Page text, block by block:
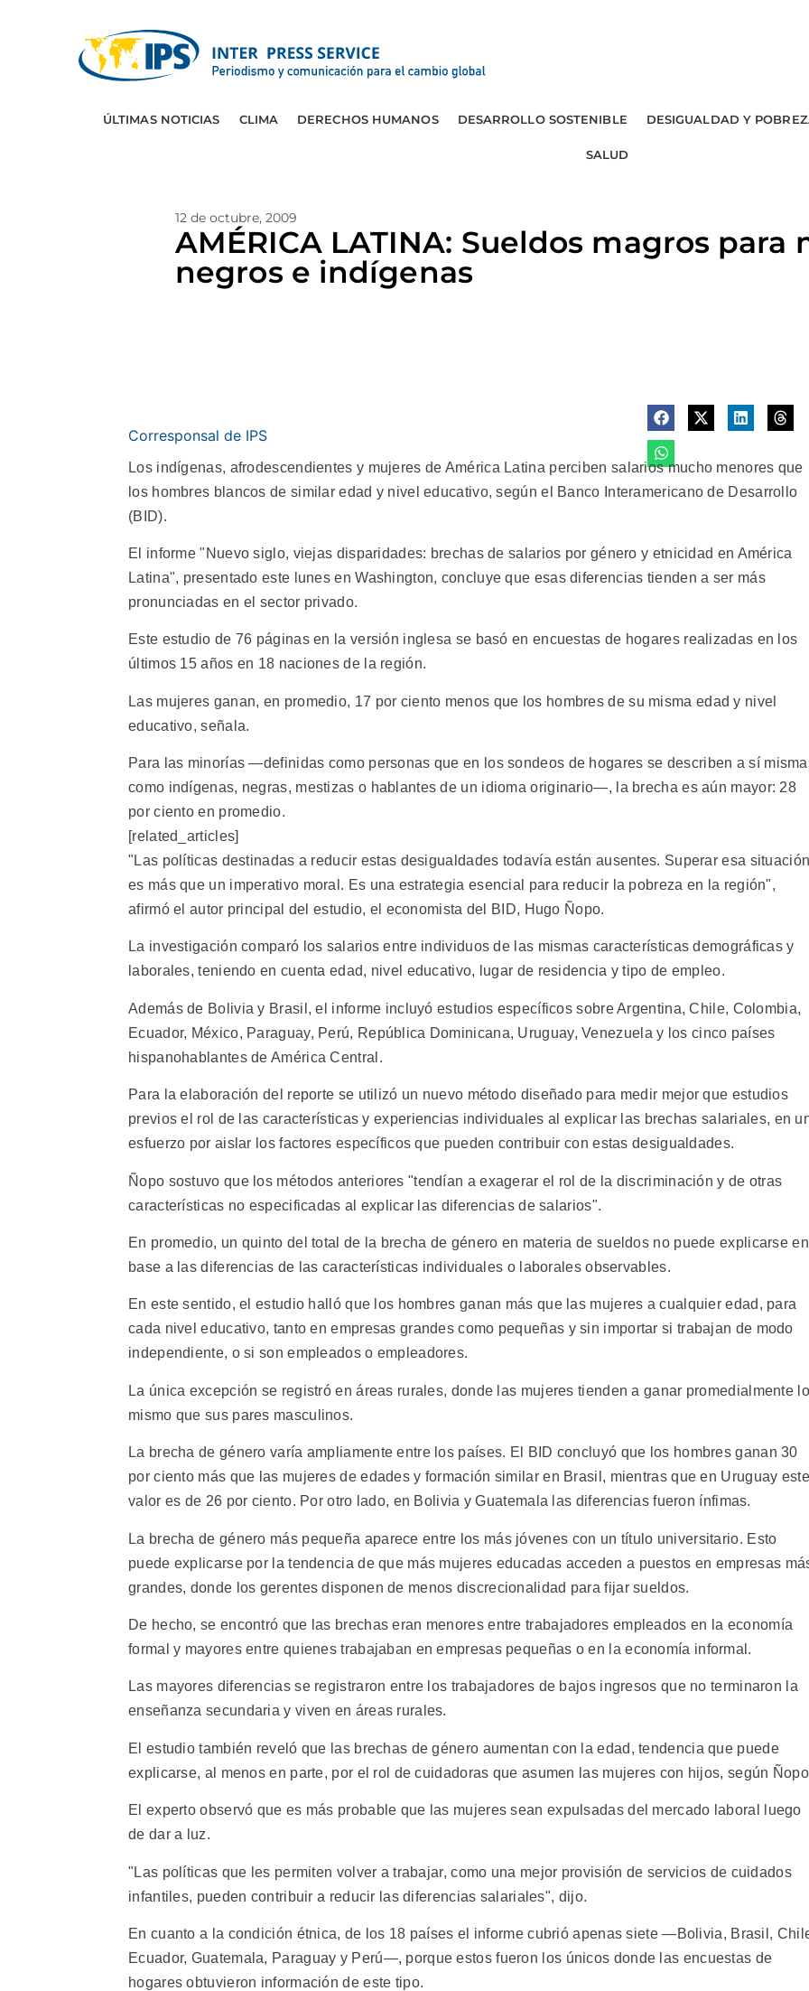
ÚLTIMAS NOTICIAS CLIMA DERECHOS HUMANOS DESARROLLO SOSTENIBLE DESIGUALDAD Y
SALUD
12 de octubre, 2009
AMÉRICA LATINA: Sueldos magros para
negros e indígenas
Corresponsal de IPS
Los indígenas, afrodescendientes y mujeres de América Latina perciben salarios mucho menores que
los hombres blancos de similar edad y nivel educativo, según el Banco Interamericano de Desarrollo
(BID).
El informe "Nuevo siglo, viejas disparidades: brechas de salarios por género y etnicidad en América
Latina", presentado este lunes en Washington, concluye que esas diferencias tienden a ser más
pronunciadas en el sector privado.
Este estudio de 76 páginas en la versión inglesa se basó en encuestas de hogares realizadas en los
últimos 15 años en 18 naciones de la región.
Las mujeres ganan, en promedio, 17 por ciento menos que los hombres de su misma edad y nivel
educativo, señala.
Para las minorías —definidas como personas que en los sondeos de hogares se describen a sí
como indígenas, negras, mestizas o hablantes de un idioma originario—, la brecha es aún mayor: 28
por ciento en promedio.
[related_articles]
"Las políticas destinadas a reducir estas desigualdades todavía están ausentes. Superar esa
es más que un imperativo moral. Es una estrategia esencial para reducir la pobreza en la región",
afirmó el autor principal del estudio, el economista del BID, Hugo Ñopo.
La investigación comparó los salarios entre individuos de las mismas características demográficas y
laborales, teniendo en cuenta edad, nivel educativo, lugar de residencia y tipo de empleo.
Además de Bolivia y Brasil, el informe incluyó estudios específicos sobre Argentina, Chile, Colombia,
Ecuador, México, Paraguay, Perú, República Dominicana, Uruguay, Venezuela y los cinco países
hispanohablantes de América Central.
Para la elaboración del reporte se utilizó un nuevo método diseñado para medir mejor que estudios
previos el rol de las características y experiencias individuales al explicar las brechas salariales, en
esfuerzo por aislar los factores específicos que pueden contribuir con estas desigualdades.
Ñopo sostuvo que los métodos anteriores "tendían a exagerar el rol de la discriminación y de otras
características no especificadas al explicar las diferencias de salarios".
En promedio, un quinto del total de la brecha de género en materia de sueldos no puede explicarse en
base a las diferencias de las características individuales o laborales observables.
En este sentido, el estudio halló que los hombres ganan más que las mujeres a cualquier edad, para
cada nivel educativo, tanto en empresas grandes como pequeñas y sin importar si trabajan de modo
independiente, o si son empleados o empleadores.
La única excepción se registró en áreas rurales, donde las mujeres tienden a ganar promedialmente lo
mismo que sus pares masculinos.
La brecha de género varía ampliamente entre los países. El BID concluyó que los hombres ganan 30
por ciento más que las mujeres de edades y formación similar en Brasil, mientras que en Uruguay este
valor es de 26 por ciento. Por otro lado, en Bolivia y Guatemala las diferencias fueron ínfimas.
La brecha de género más pequeña aparece entre los más jóvenes con un título universitario. Esto
puede explicarse por la tendencia de que más mujeres educadas acceden a puestos en empresas
grandes, donde los gerentes disponen de menos discrecionalidad para fijar sueldos.
De hecho, se encontró que las brechas eran menores entre trabajadores empleados en la economía
formal y mayores entre quienes trabajaban en empresas pequeñas o en la economía informal.
Las mayores diferencias se registraron entre los trabajadores de bajos ingresos que no terminaron la
enseñanza secundaria y viven en áreas rurales.
El estudio también reveló que las brechas de género aumentan con la edad, tendencia que puede
explicarse, al menos en parte, por el rol de cuidadoras que asumen las mujeres con hijos, según
El experto observó que es más probable que las mujeres sean expulsadas del mercado laboral luego
de dar a luz.
"Las políticas que les permiten volver a trabajar, como una mejor provisión de servicios de cuidados
infantiles, pueden contribuir a reducir las diferencias salariales", dijo.
En cuanto a la condición étnica, de los 18 países el informe cubrió apenas siete —Bolivia, Brasil,
Ecuador, Guatemala, Paraguay y Perú—, porque estos fueron los únicos donde las encuestas de
hogares obtuvieron información de este tipo.